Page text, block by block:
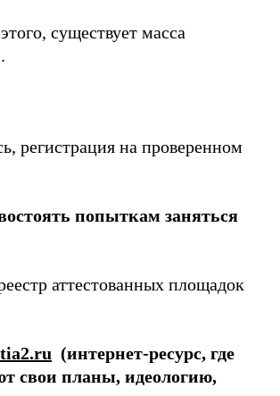
существует масса
регистрация на проверенном
попыткам заняться
аттестованных площадок
(интернет-ресурс, где
свои планы, идеологию,